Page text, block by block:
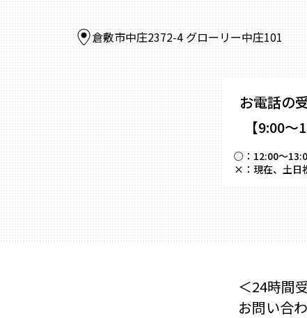
倉敷市中庄2372-4 グローリー中庄101
お電話の
【9:00～
○： 12:00～
×： 現在、土日
＜24時間
お問い合